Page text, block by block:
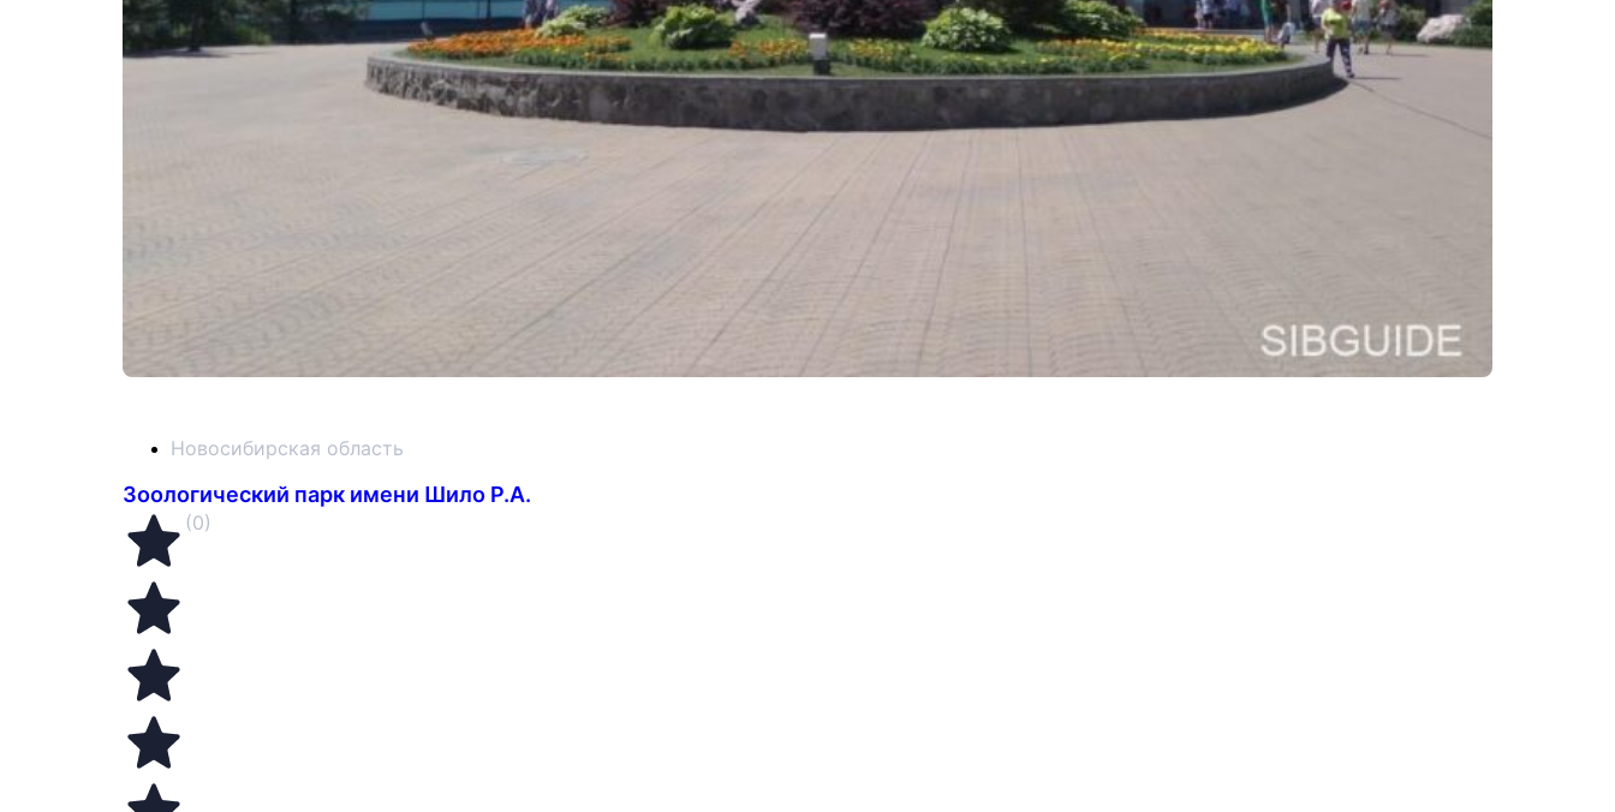
Новосибирская область
Зоологический парк имени Шило Р.А.
(0)